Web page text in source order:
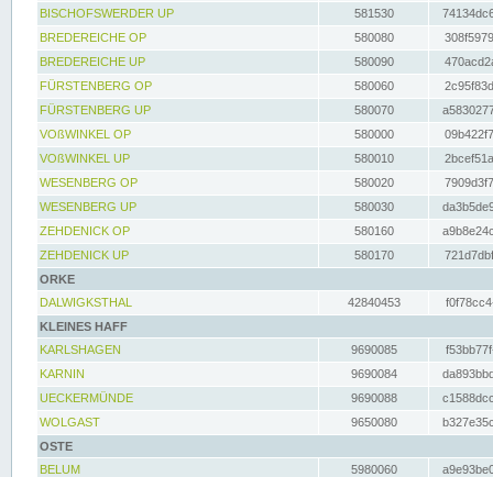
BISCHOFSWERDER UP
581530
BREDEREICHE OP
580080
BREDEREICHE UP
580090
FÜRSTENBERG OP
580060
FÜRSTENBERG UP
580070
VOßWINKEL OP
580000
VOßWINKEL UP
580010
WESENBERG OP
580020
WESENBERG UP
580030
ZEHDENICK OP
580160
ZEHDENICK UP
580170
ORKE
DALWIGKSTHAL
42840453
KLEINES HAFF
KARLSHAGEN
9690085
KARNIN
9690084
UECKERMÜNDE
9690088
WOLGAST
9650080
OSTE
BELUM
5980060